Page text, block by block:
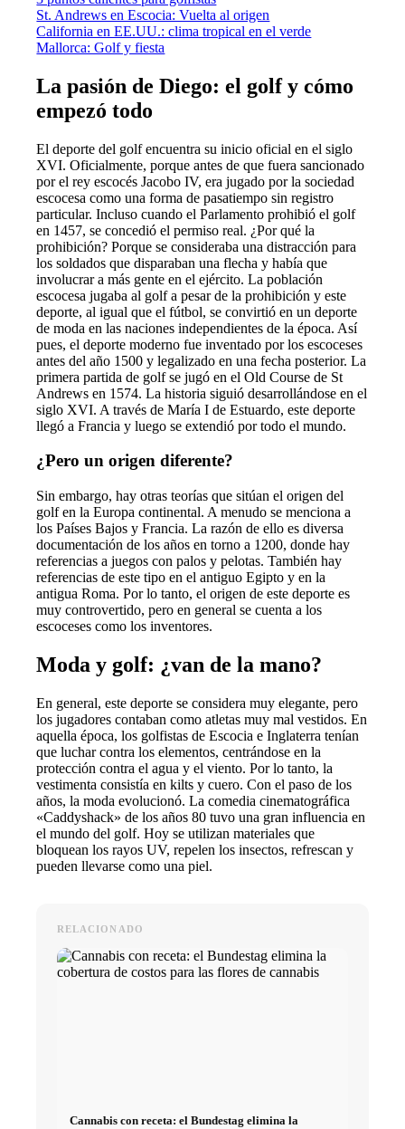
St. Andrews en Escocia: Vuelta al origen
California en EE.UU.: clima tropical en el verde
Mallorca: Golf y fiesta
La pasión de Diego: el golf y cómo
empezó todo
El deporte del golf encuentra su inicio oficial en el siglo
XVI. Oficialmente, porque antes de que fuera sancionado
por el rey escocés Jacobo IV, era jugado por la sociedad
escocesa como una forma de pasatiempo sin registro
particular. Incluso cuando el Parlamento prohibió el golf
en 1457, se concedió el permiso real. ¿Por qué la
prohibición? Porque se consideraba una distracción para
los soldados que disparaban una flecha y había que
involucrar a más gente en el ejército. La población
escocesa jugaba al golf a pesar de la prohibición y este
deporte, al igual que el fútbol, se convirtió en un deporte
de moda en las naciones independientes de la época. Así
pues, el deporte moderno fue inventado por los escoceses
antes del año 1500 y legalizado en una fecha posterior. La
primera partida de golf se jugó en el Old Course de St
Andrews en 1574. La historia siguió desarrollándose en el
siglo XVI. A través de María I de Estuardo, este deporte
llegó a Francia y luego se extendió por todo el mundo.
¿Pero un origen diferente?
Sin embargo, hay otras teorías que sitúan el origen del
golf en la Europa continental. A menudo se menciona a
los Países Bajos y Francia. La razón de ello es diversa
documentación de los años en torno a 1200, donde hay
referencias a juegos con palos y pelotas. También hay
referencias de este tipo en el antiguo Egipto y en la
antigua Roma. Por lo tanto, el origen de este deporte es
muy controvertido, pero en general se cuenta a los
escoceses como los inventores.
Moda y golf: ¿van de la mano?
En general, este deporte se considera muy elegante, pero
los jugadores contaban como atletas muy mal vestidos. En
aquella época, los golfistas de Escocia e Inglaterra tenían
que luchar contra los elementos, centrándose en la
protección contra el agua y el viento. Por lo tanto, la
vestimenta consistía en kilts y cuero. Con el paso de los
años, la moda evolucionó. La comedia cinematográfica
«Caddyshack» de los años 80 tuvo una gran influencia en
el mundo del golf. Hoy se utilizan materiales que
bloquean los rayos UV, repelen los insectos, refrescan y
pueden llevarse como una piel.
RELACIONADO
Cannabis con receta: el Bundestag elimina la